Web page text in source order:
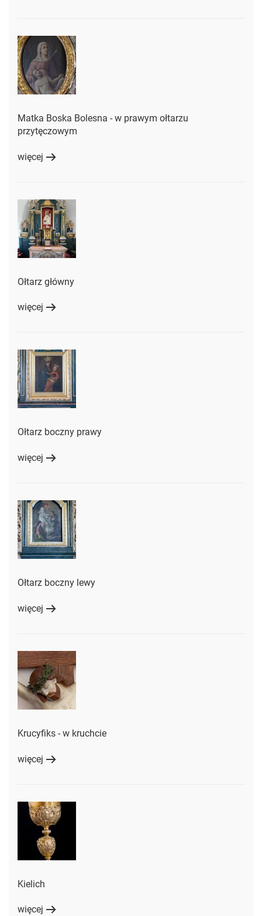
Matka Boska Bolesna - w prawym ołtarzu
przytęczowym
więcej
Ołtarz główny
więcej
Ołtarz boczny prawy
więcej
Ołtarz boczny lewy
więcej
Krucyfiks - w kruchcie
więcej
Kielich
więcej